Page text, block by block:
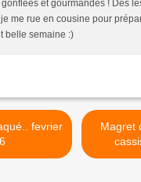
et gourmandes ! Dès
me rue en cousine pour
belle semaine :)
Magret